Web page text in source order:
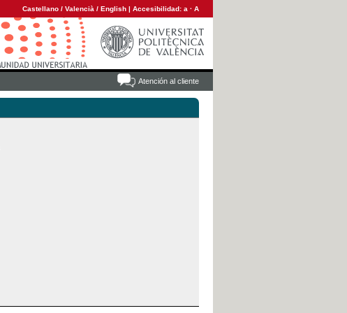
Castellano / Valencià / English | Accesibilidad: a · A
Atención al cliente